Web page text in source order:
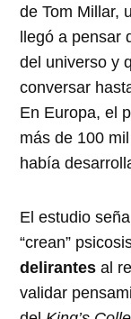
de Tom Millar,
llegó a pensar
del universo y
conversar
En Europa, el
más de 100
había
El estudio
“crean”
delirantes al
validar